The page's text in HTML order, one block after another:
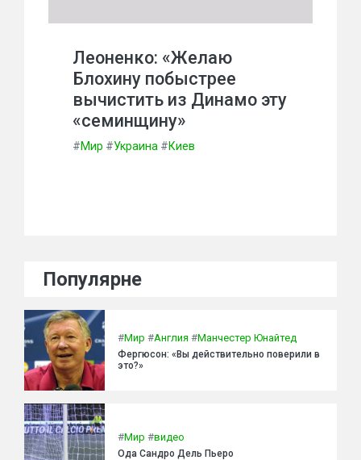
Леоненко: «Желаю
Блохину побыстрее
вычистить из Динамо эту
«семинщину»
#Мир #Украина #Киев
Популярне
#Мир #Англия #Манчестер Юнайтед
Фергюсон: «Вы действительно поверили в
это?»
#Мир #видео
Ода Сандро Дель Пьеро